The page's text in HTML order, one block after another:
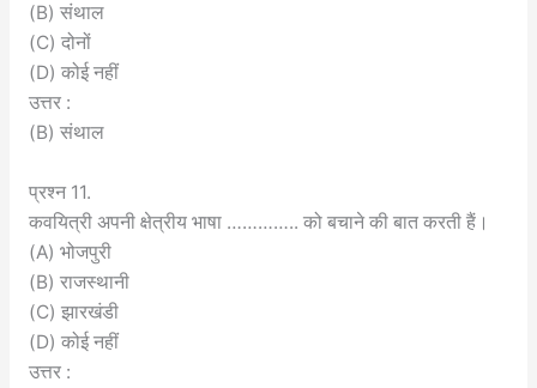
(B) संथाल
(C) दोनों
(D) कोई नहीं
उत्तर :
(B) संथाल
प्रश्न 11.
कवयित्री अपनी क्षेत्रीय भाषा ………….. को बचाने की बात करती हैं।
(A) भोजपुरी
(B) राजस्थानी
(C) झारखंडी
(D) कोई नहीं
उत्तर :